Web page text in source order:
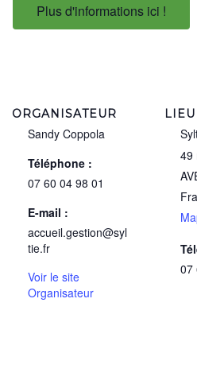
Plus d'informations ici !
ORGANISATEUR
Sandy Coppola
Téléphone :
07 60 04 98 01
E-mail :
accueil.gestion@syl
tie.fr
Voir le site
Organisateur
LIEU
49
07